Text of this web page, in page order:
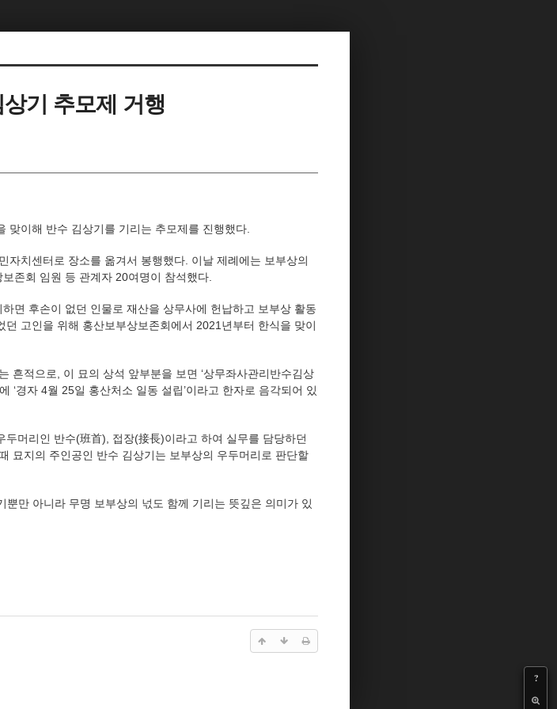
기 추모제 거행
?
맞이해 반수 김상기를 기리는 추모제를 진행했다.
자치센터로 장소를 옮겨서 봉행했다. 이날 제례에는 보부상의
존회 임원 등 관계자 20여명이 참석했다.
면 후손이 없던 인물로 재산을 상무사에 헌납하고 보부상 활동
고인을 위해 홍산보부상보존회에서 2021년부터 한식을 맞이
흔적으로, 이 묘의 상석 앞부분을 보면 ‘상무좌사관리반수김상
‘경자 4월 25일 홍산처소 일동 설립’이라고 한자로 음각되어 있
머리인 반수(班首), 접장(接長)이라고 하여 실무를 담당하던
묘지의 주인공인 반수 김상기는 보부상의 우두머리로 판단할
만 아니라 무명 보부상의 넋도 함께 기리는 뜻깊은 의미가 있